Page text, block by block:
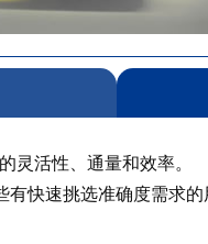
灵活性、通量和效率。
快速挑选准确度需求的